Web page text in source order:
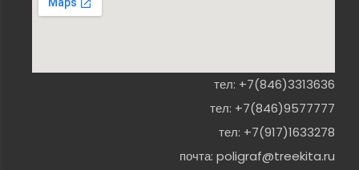
тел: +7(846)3313636
тел: +7(846)9577777
тел: +7(917)1633278
почта: poligraf@treekita.ru